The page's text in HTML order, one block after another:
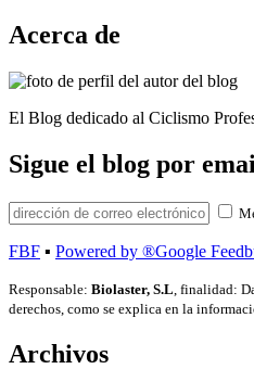
Acerca de
El Blog dedicado al Ciclismo
Sigue el blog por
FBF ▪ Powered by ®Google
Responsable: Biolaster, S.L, finalidad:
derechos, como se explica en la
Archivos